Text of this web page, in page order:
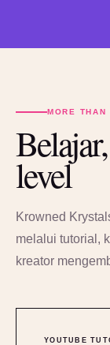
MORE THAN
level
Krowned
melalui tutorial,
kreator
YOUTUBE